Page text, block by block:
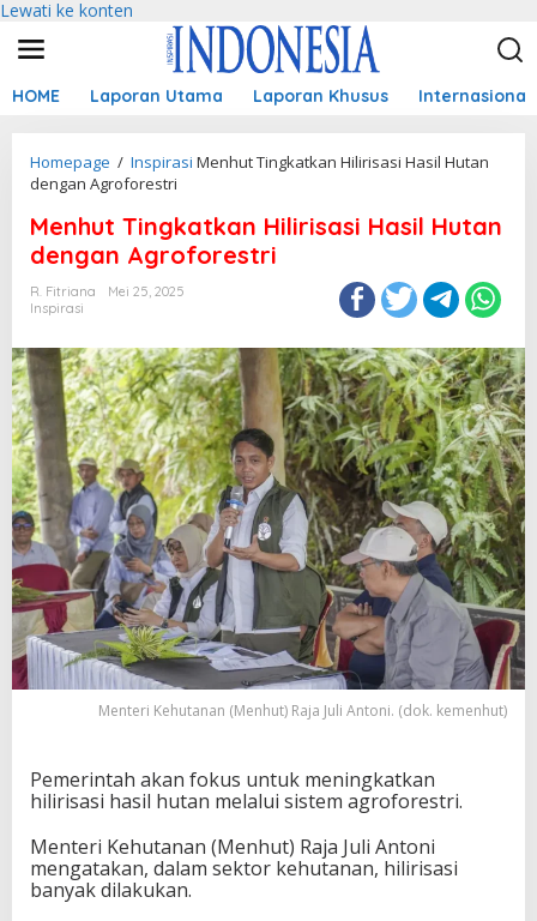
Lewati ke konten
HOME Laporan Utama Laporan Khusus Internasional
Homepage / Inspirasi Menhut Tingkatkan Hilirisasi Hasil Hutan
dengan Agroforestri
Menhut Tingkatkan Hilirisasi Hasil Hutan
dengan Agroforestri
R. Fitriana
Mei 25, 2025
Inspirasi
Menteri Kehutanan (Menhut) Raja Juli Antoni. (dok. kemenhut)
Pemerintah akan fokus untuk meningkatkan
hilirisasi hasil hutan melalui sistem agroforestri.
Menteri Kehutanan (Menhut) Raja Juli Antoni
mengatakan, dalam sektor kehutanan, hilirisasi
banyak dilakukan.